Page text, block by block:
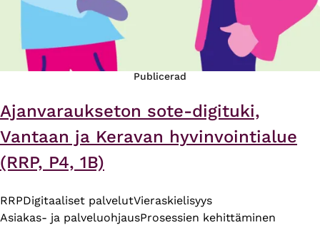
Publicerad
Ajanvaraukseton sote-digituki,
Vantaan ja Keravan hyvinvointialue
(RRP, P4, 1B)
RRPDigitaaliset palvelutVieraskielisyys
Asiakas- ja palveluohjausProsessien kehittäminen